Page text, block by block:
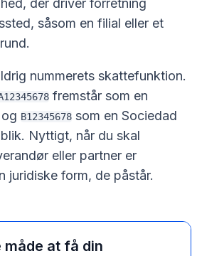
såsom en filial eller et
nummerets skattefunktion.
fremstår som en
B12345678 som en Sociedad
Nyttigt, når du skal
eller partner er
juridiske form, de påstår.
måde at få din